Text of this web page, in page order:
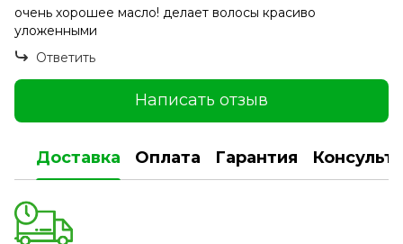
очень хорошее масло! делает волосы красиво
уложенными
Ответить
Написать отзыв
Доставка Оплата Гарантия